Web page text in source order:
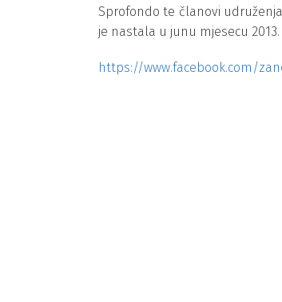
Sprofondo te članovi
je nastala u junu mjesecu
https://www.facebook.com/